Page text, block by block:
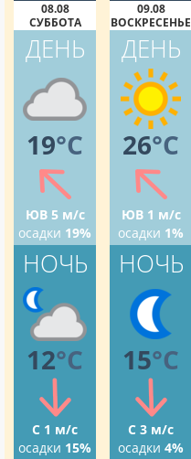
08.08
СУББОТА
ДЕНЬ
19°C
ЮВ 5 м/с
осадки 19%
НОЧЬ
12°C
С 1 м/с
осадки 15%
09.08
ВОСКРЕСЕНЬЕ
ДЕНЬ
26°C
ЮВ 1 м/с
осадки 1%
НОЧЬ
15°C
С 3 м/с
осадки 4%